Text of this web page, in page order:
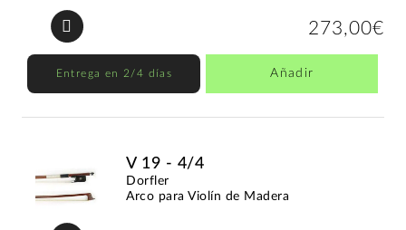
273,00€
Entrega en 2/4 días Añadir
V 19 - 4/4
Dorfler
Arco para Violín de Madera